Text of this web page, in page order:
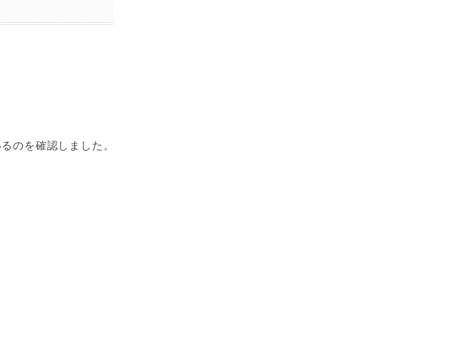
のを確認しました。